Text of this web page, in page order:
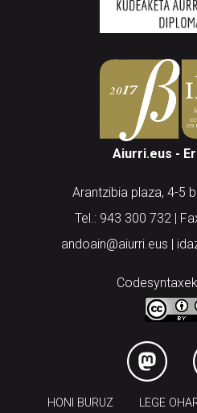
Aiurri.eus -
Arantzibia plaza, 4-5
Tel.: 943 300 732 |
andoain@aiurri.eus |
HONI BURUZ LEGE